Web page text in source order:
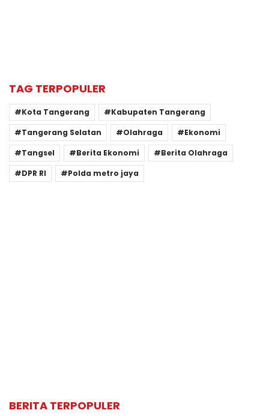
TAG TERPOPULER
Kota Tangerang
Kabupaten Tangerang
Tangerang Selatan
Olahraga
Ekonomi
Tangsel
Berita Ekonomi
Berita Olahraga
DPR RI
Polda metro jaya
BERITA TERPOPULER